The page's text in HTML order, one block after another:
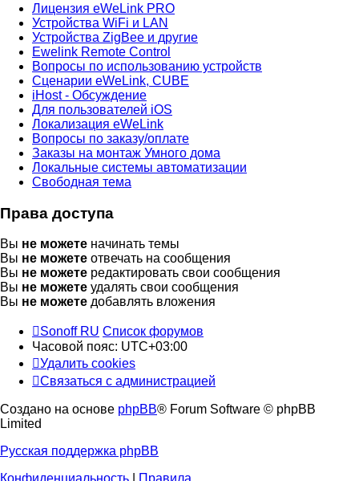
Лицензия eWeLink PRO
Устройства WiFi и LAN
Устройства ZigBee и другие
Ewelink Remote Control
Вопросы по использованию устройств
Сценарии eWeLink, CUBE
iHost - Обсуждение
Для пользователей iOS
Локализация eWeLink
Вопросы по заказу/оплате
Заказы на монтаж Умного дома
Локальные системы автоматизации
Свободная тема
Права доступа
Вы не можете начинать темы
Вы не можете отвечать на сообщения
Вы не можете редактировать свои сообщения
Вы не можете удалять свои сообщения
Вы не можете добавлять вложения
Sonoff RU Список форумов
Часовой пояс: UTC+03:00
Удалить cookies
Связаться с администрацией
Создано на основе phpBB® Forum Software © phpBB
Limited
Русская поддержка phpBB